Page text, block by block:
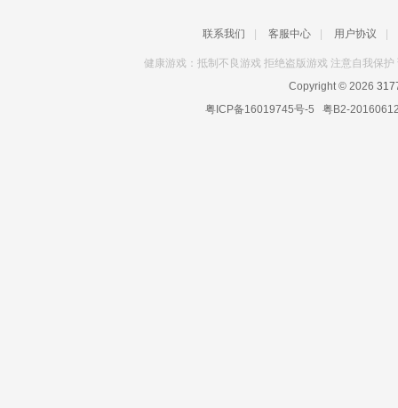
联系我们 客服中心 用户协议
健康游戏：抵制不良游戏 拒绝盗版游戏 注意自我保
Copyright © 2026
粤ICP备16019745号-5 粤B2-